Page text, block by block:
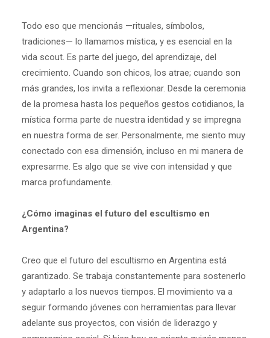
Todo eso que mencionás —rituales, símbolos,
tradiciones— lo llamamos mística, y es esencial en la
vida scout. Es parte del juego, del aprendizaje, del
crecimiento. Cuando son chicos, los atrae; cuando son
más grandes, los invita a reflexionar. Desde la ceremonia
de la promesa hasta los pequeños gestos cotidianos, la
mística forma parte de nuestra identidad y se impregna
en nuestra forma de ser. Personalmente, me siento muy
conectado con esa dimensión, incluso en mi manera de
expresarme. Es algo que se vive con intensidad y que
marca profundamente.
¿Cómo imaginas el futuro del escultismo en
Argentina?
Creo que el futuro del escultismo en Argentina está
garantizado. Se trabaja constantemente para sostenerlo
y adaptarlo a los nuevos tiempos. El movimiento va a
seguir formando jóvenes con herramientas para llevar
adelante sus proyectos, con visión de liderazgo y